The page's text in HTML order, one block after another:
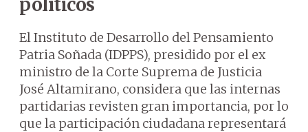
El Instituto de Desarrollo del Pensamiento
Patria Soñada (IDPPS), presidido por el ex
ministro de la Corte Suprema de Justicia
José Altamirano, considera que las internas
partidarias revisten gran importancia, por lo
que la participación ciudadana representará